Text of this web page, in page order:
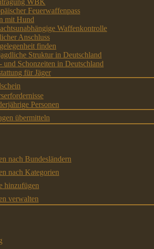
WBK
Feuerwaffenpass
mit Hund
Waffenkontrolle
Anschluss
finden
Struktur in Deutschland
und Schonzeiten in Deutschland
für Jäger
Personen
übermitteln
nach Bundesländern
nach Kategorien
hinzufügen
verwalten